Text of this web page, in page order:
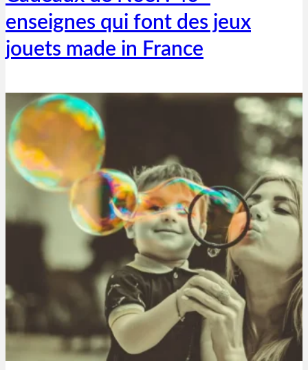
enseignes qui font des jeux
jouets made in France
Thibaut Parent
12 octobre 2019